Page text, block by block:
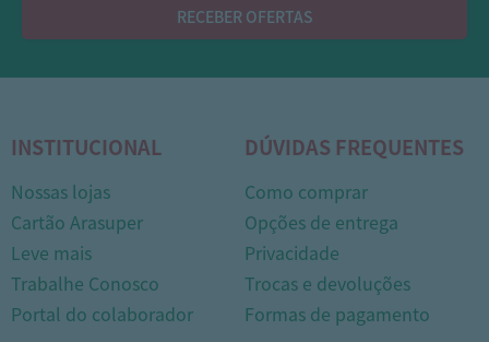
RECEBER OFERTAS
INSTITUCIONAL
Nossas lojas
Cartão Arasuper
Leve mais
Trabalhe Conosco
Portal do colaborador
DÚVIDAS FREQUENTES
Como comprar
Opções de entrega
Privacidade
Trocas e devoluções
Formas de pagamento